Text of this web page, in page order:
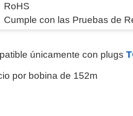
RoHS
Cumple con las Pruebas de
únicamente con plugs
por bobina de 152m